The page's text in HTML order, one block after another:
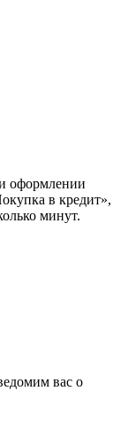
оформлении
в кредит»,
минут.
вас о